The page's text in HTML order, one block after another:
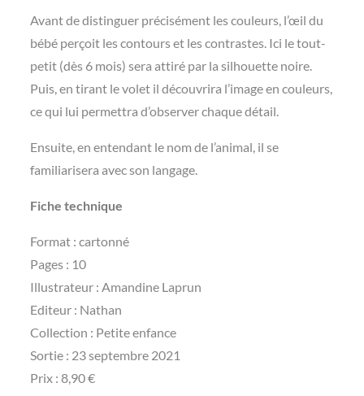
Avant de distinguer précisément les couleurs, l’œil du
bébé perçoit les contours et les contrastes. Ici le tout-
petit (dès 6 mois) sera attiré par la silhouette noire.
Puis, en tirant le volet il découvrira l’image en couleurs,
ce qui lui permettra d’observer chaque détail.
Ensuite, en entendant le nom de l’animal, il se
familiarisera avec son langage.
Fiche technique
Format : cartonné
Pages : 10
Illustrateur : Amandine Laprun
Editeur : Nathan
Collection : Petite enfance
Sortie : 23 septembre 2021
Prix : 8,90 €